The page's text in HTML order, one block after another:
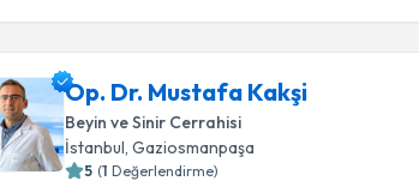
Op. Dr. Mustafa Kakşi
Beyin ve Sinir Cerrahisi
İstanbul , Gaziosmanpaşa
5 (1 Değerlendirme)